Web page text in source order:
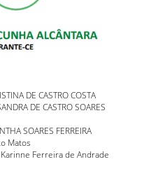
DE CASTRO COSTA
DE CASTRO SOARES
SOARES FERREIRA
Matos
Ferreira de Andrade